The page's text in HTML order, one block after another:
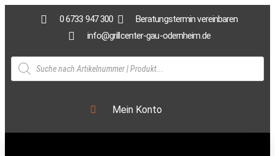
0 6733 947 300
Beratungstermin vereinbaren
info@grillcenter-gau-odernheim.de
Mein Konto